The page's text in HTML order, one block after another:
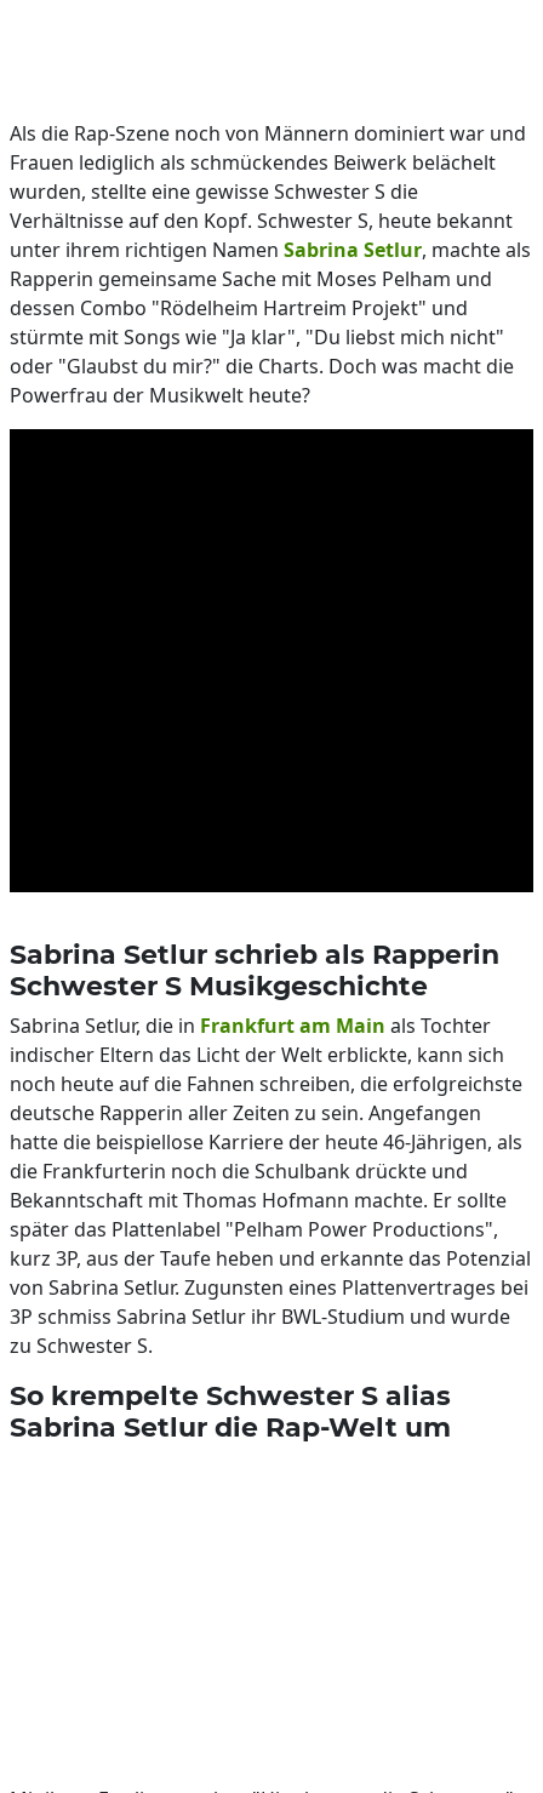
Als die Rap-Szene noch von Männern dominiert war und
Frauen lediglich als schmückendes Beiwerk belächelt
wurden, stellte eine gewisse Schwester S die
Verhältnisse auf den Kopf. Schwester S, heute bekannt
unter ihrem richtigen Namen Sabrina Setlur, machte als
Rapperin gemeinsame Sache mit Moses Pelham und
dessen Combo "Rödelheim Hartreim Projekt" und
stürmte mit Songs wie "Ja klar", "Du liebst mich nicht"
oder "Glaubst du mir?" die Charts. Doch was macht die
Powerfrau der Musikwelt heute?
Sabrina Setlur schrieb als Rapperin
Schwester S Musikgeschichte
Sabrina Setlur, die in Frankfurt am Main als Tochter
indischer Eltern das Licht der Welt erblickte, kann sich
noch heute auf die Fahnen schreiben, die erfolgreichste
deutsche Rapperin aller Zeiten zu sein. Angefangen
hatte die beispiellose Karriere der heute 46-Jährigen, als
die Frankfurterin noch die Schulbank drückte und
Bekanntschaft mit Thomas Hofmann machte. Er sollte
später das Plattenlabel "Pelham Power Productions",
kurz 3P, aus der Taufe heben und erkannte das Potenzial
von Sabrina Setlur. Zugunsten eines Plattenvertrages bei
3P schmiss Sabrina Setlur ihr BWL-Studium und wurde
zu Schwester S.
So krempelte Schwester S alias
Sabrina Setlur die Rap-Welt um